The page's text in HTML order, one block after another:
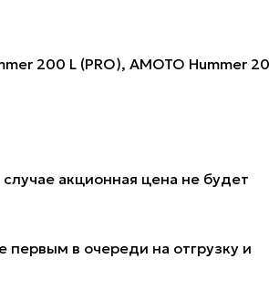
200 L (PRO), AMOTO Hummer
акционная цена не будет
в очереди на отгрузку и